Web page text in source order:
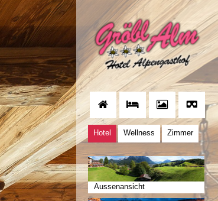
Hotel Wellness Zimmer
Aussenansicht